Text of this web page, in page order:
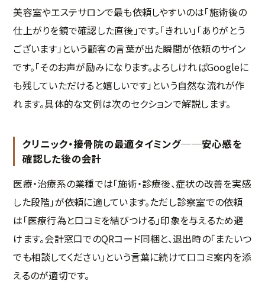
美容室やエステサロンで最も依頼しやすいのは「施術後の
仕上がりを鏡で確認した直後」です。「きれい」「ありがとう
ございます」という顧客の言葉が出た瞬間が依頼のサイン
です。「そのお声が励みになります。よろしければGoogleに
も残していただけると嬉しいです」という自然な流れが作
れます。具体的な文例は次のセクションで解説します。
クリニック・接骨院の最適タイミング──安心感を
確認した後の会計
医療・治療系の業種では「施術・診療後、症状の改善を実感
した段階」が依頼に適しています。ただし診察室での依頼
は「医療行為と口コミを結びつける」印象を与えるため避
けます。会計窓口でのQRコード同梱と、退出時の「またいつ
でも相談してください」という言葉に続けて口コミ案内を添
えるのが適切です。